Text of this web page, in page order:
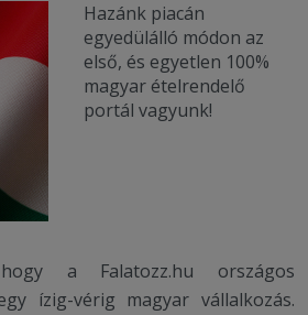
Hazánk piacán
egyedülálló módon az
első, és egyetlen 100%
magyar ételrendelő
portál vagyunk!
a Falatozz.hu országos
ízig-vérig magyar vállalkozás.